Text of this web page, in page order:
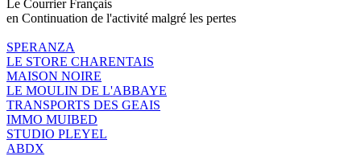
Le Courrier Français
en Continuation de l'activité malgré les pertes
SPERANZA
LE STORE CHARENTAIS
MAISON NOIRE
LE MOULIN DE L'ABBAYE
TRANSPORTS DES GEAIS
IMMO MUIBED
STUDIO PLEYEL
ABDX